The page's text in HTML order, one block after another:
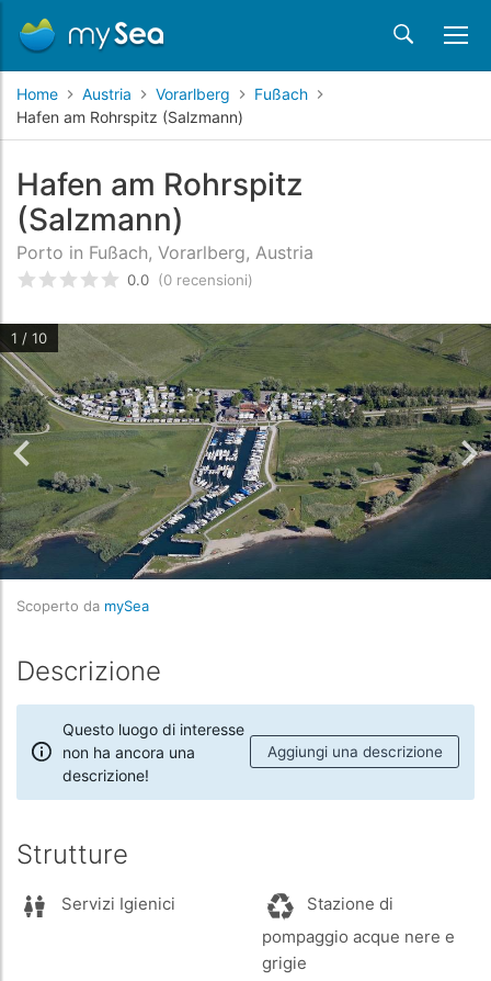
Home Austria Vorarlberg
Fußach
Hafen am Rohrspitz (Salzmann)
Hafen am Rohrspitz
(Salzmann)
Porto in Fußach, Vorarlberg, Austria
Valutato0/5 basata surecensioni dei clienti
0.0 (0 recensioni)
1 / 10
Scoperto da mySea
Descrizione
Questo luogo di interesse
non ha ancora una
descrizione!
Aggiungi una descrizione
Strutture
Servizi Igienici
Stazione di
pompaggio acque nere e
grigie